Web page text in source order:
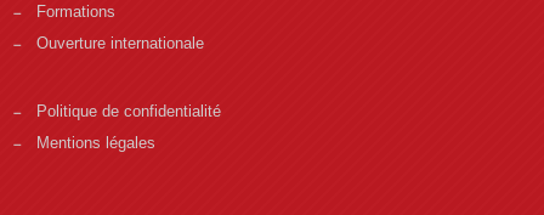
Formations
Ouverture internationale
Politique de confidentialité
Mentions légales